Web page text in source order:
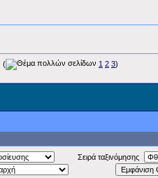
( 1 2 3)
Σειρά ταξινόμησης